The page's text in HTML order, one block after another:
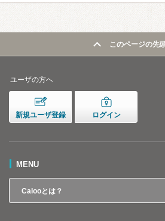
このページの先
ユーザの方へ
新規ユーザ登録 ログイン
MENU
Calooとは？